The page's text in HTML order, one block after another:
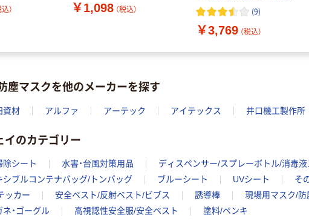
込） ￥1,098 （税込）
枚：50枚×10箱）オリジナ
(9)
￥3,769 （税込）
塵マスクを他のメーカーを探す
資材 アルファ アーテック アイテックス 井口機工製作所
イのカテゴリー
除シート 水害・台風対策用品 ディスペンサー/スプレーボトル/消毒液
シブルコンテナバッグ/トンバッグ ブルーシート UVシート そ
ッカー
安全ベスト/反射ベスト/ビブス 誘導棒 現場用マスク/防
・ゴーグル 高視認性安全服/安全ベスト 塗料/ペンキ